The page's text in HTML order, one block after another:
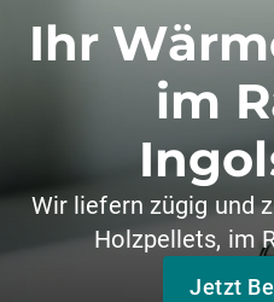
Ihr
im
Wir liefern zügig und
Holzpellets, im
Jetzt